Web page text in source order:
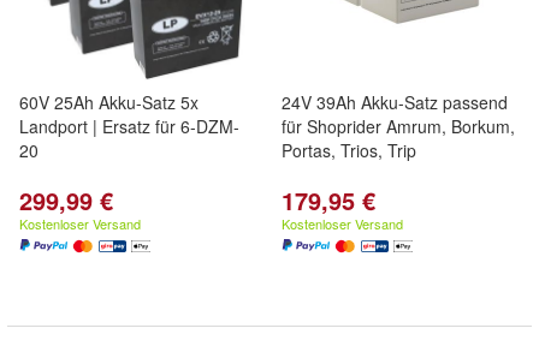
60V 25Ah Akku-Satz 5x
Landport | Ersatz für 6-DZM-
20
299,99 €
Kostenloser Versand
24V 39Ah Akku-Satz passend
für Shoprider Amrum, Borkum,
Portas, Trios, Trip
179,95 €
Kostenloser Versand